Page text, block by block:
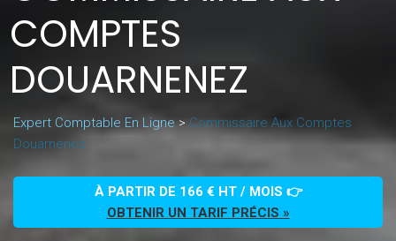
COMPTES
DOUARNENEZ
Expert Comptable En Ligne>Commissaire Aux Comptes
Douarnenez
À PARTIR DE 166 € HT / MOIS 👉
OBTENIR UN TARIF PRÉCIS »